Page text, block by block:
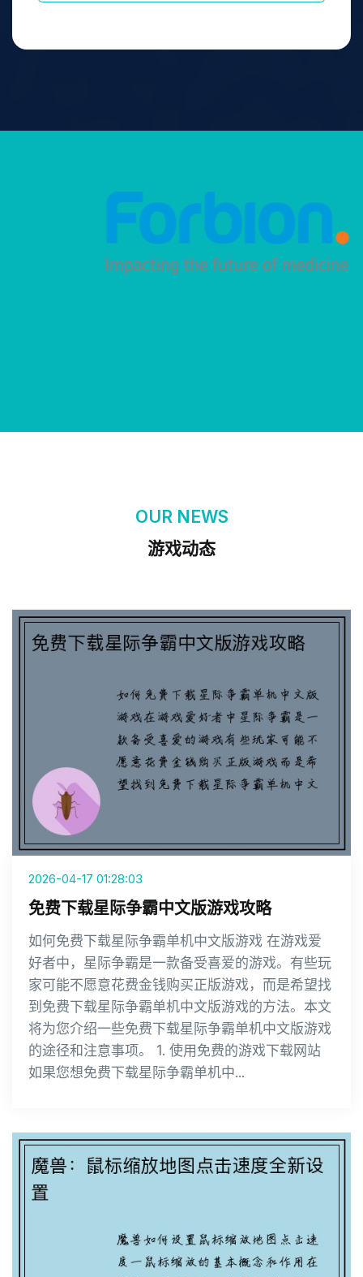
OUR NEWS
游戏动态
2026-04-17 01:28:03
免费下载星际争霸中文版游戏攻略
如何免费下载星际争霸单机中文版游戏 在游戏爱
好者中，星际争霸是一款备受喜爱的游戏。有些玩
家可能不愿意花费金钱购买正版游戏，而是希望找
到免费下载星际争霸单机中文版游戏的方法。本文
将为您介绍一些免费下载星际争霸单机中文版游戏
的途径和注意事项。 1. 使用免费的游戏下载网站
如果您想免费下载星际争霸单机中...